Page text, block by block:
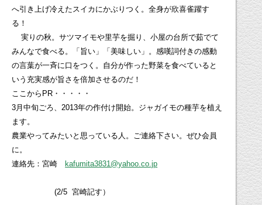
へ引き上げ冷えたスイカにかぶりつく。全身が欣喜雀躍す
る！
実りの秋。サツマイモや里芋を掘り、小屋の台所で茹でて
みんなで食べる。「旨い」「美味しい」。感嘆詞付きの感動
の言葉が一斉に口をつく。自分が作った野菜を食べていると
いう充実感が旨さを倍加させるのだ！
ここからPR・・・・・
3月中旬ごろ、2013年の作付け開始。ジャガイモの種芋を植え
ます。
農業やってみたいと思っている人。ご連絡下さい。ぜひ会員
に。
連絡先：宮崎
kafumita3831@yahoo.co.jp
(2/5 宮崎記す）